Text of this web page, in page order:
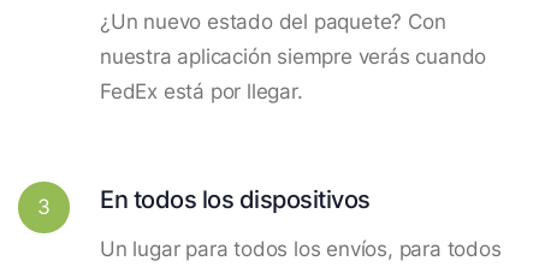
¿Un nuevo estado del paquete? Con
nuestra aplicación siempre verás cuando
FedEx está por llegar.
3 En todos los dispositivos
Un lugar para todos los envíos, para todos